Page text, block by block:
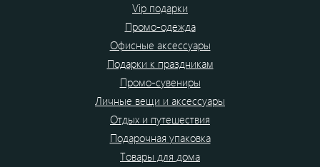
Vip подарки
Промо-одежда
Офисные аксессуары
Подарки к праздникам
Промо-сувениры
Личные вещи и аксессуары
Отдых и путешествия
Подарочная упаковка
Товары для дома